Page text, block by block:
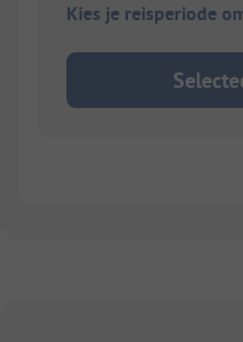
Kies je reisperiode